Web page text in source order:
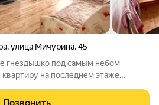
,улица Мичурина,45
гнездышко под самым небом
на последнем этаже
где продумана каждая деталь: